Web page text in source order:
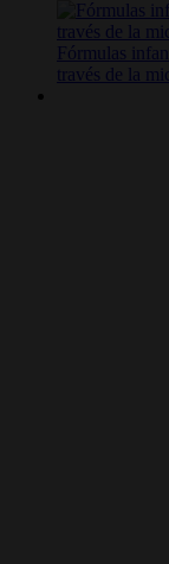
Fórmulas
través de la